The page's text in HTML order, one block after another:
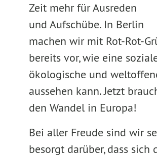
Zeit mehr für Ausreden
und Aufschübe. In Berlin
machen wir mit Rot-Rot-
bereits vor, wie eine
ökologische und
aussehen kann. Jetzt
den Wandel in Europa!
Bei aller Freude sind wir
besorgt darüber, dass sich